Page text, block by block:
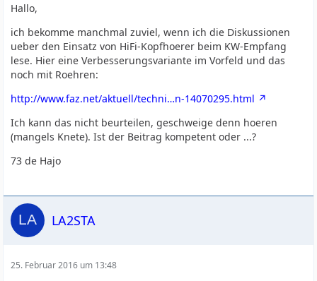
Hallo,
ich bekomme manchmal zuviel, wenn ich die Diskussionen
ueber den Einsatz von HiFi-Kopfhoerer beim KW-Empfang
lese. Hier eine Verbesserungsvariante im Vorfeld und das
noch mit Roehren:
http://www.faz.net/aktuell/techni…n-14070295.html
Ich kann das nicht beurteilen, geschweige denn hoeren
(mangels Knete). Ist der Beitrag kompetent oder ...?
73 de Hajo
LA2STA
25. Februar 2016 um 13:48